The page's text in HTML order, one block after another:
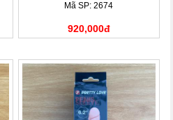
Mã SP: 2674
920,000đ